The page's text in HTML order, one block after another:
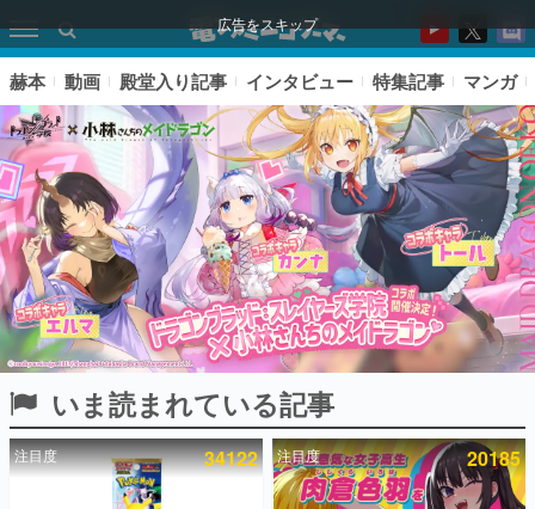
広告をスキップ
ピックアップ
電ファミのいま読まれている記事ランキング
赫本 動画 殿堂入り記事 インタビュー 特集記事 マンガ
いま読まれている記事
注目度 34122 注目度 20185